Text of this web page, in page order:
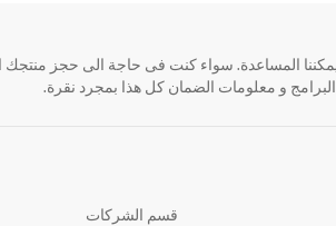
البرامج و معلومات الضمان كل هذا بمجرد نقرة.
قسم الشركات